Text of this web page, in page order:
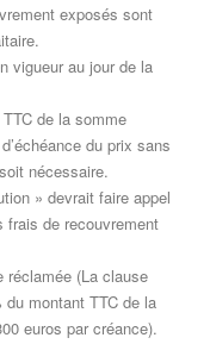
exposés sont
vigueur au jour de la
de la somme
du prix sans
nécessaire.
» devrait faire appel
frais de recouvrement
réclamée (La clause
du montant TTC de la
euros par créance).